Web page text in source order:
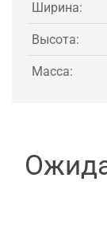
Ширина:
Высота:
Масса: